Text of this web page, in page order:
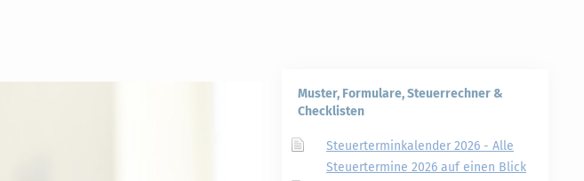
Muster, Formulare, Steuerrechner &
Checklisten
Steuerterminkalender 2026 - Alle
Steuertermine 2026 auf einen Blick